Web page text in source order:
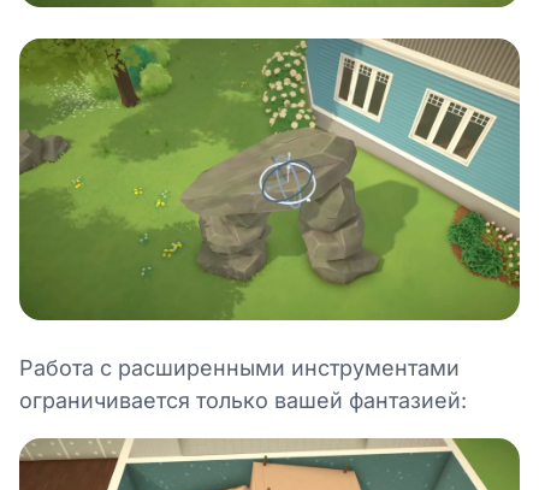
Работа с расширенными инструментами
ограничивается только вашей фантазией: